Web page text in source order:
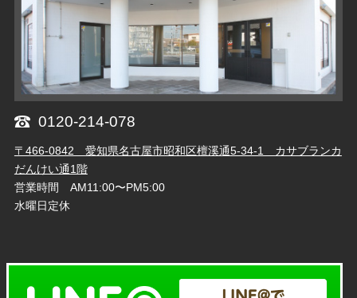
0120-214-078
〒466-0842 愛知県名古屋市昭和区檀溪通5-34-1 カサブランカ
だんけい通1階
営業時間 AM11:00〜PM5:00
水曜日定休